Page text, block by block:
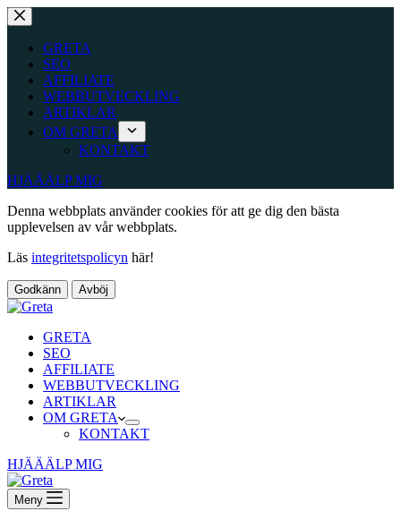
Hoppa
till
innehållGRETA
SEO
AFFILIATE
WEBBUTVECKLING
ARTIKLAR
OM GRETA
KONTAKT
HJÄÄÄLP MIG
Denna webbplats använder cookies för att ge dig den bästa
upplevelsen av vår webbplats.
Läs integritetspolicyn här!
Godkänn Avböj
GRETA
SEO
AFFILIATE
WEBBUTVECKLING
ARTIKLAR
OM GRETA
KONTAKT
HJÄÄÄLP MIG
Meny